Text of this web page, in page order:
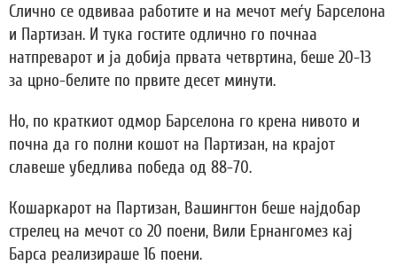
Слично се одвиваа работите и на мечот меѓу Барселона
и Партизан. И тука гостите одлично го почнаа
натпреварот и ја добија првата четвртина, беше 20-13
за црно-белите по првите десет минути.
Но, по краткиот одмор Барселона го крена нивото и
почна да го полни кошот на Партизан, на крајот
славеше убедлива победа од 88-70.
Кошаркарот на Партизан, Вашингтон беше најдобар
стрелец на мечот со 20 поени, Вили Ернангомез кај
Барса реализираше 16 поени.